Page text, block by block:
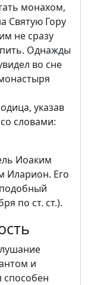
монахом,
Святую Гору
не сразу
Однажды
во сне
указав
словами:
Иоаким
Иларион. Его
по ст. ст.).
и
способен